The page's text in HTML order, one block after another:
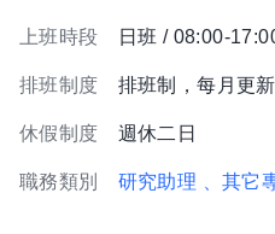
上班時段 日班 / 08:00-
排班制度 排班制，每月更
休假制度 週休二日
職務類別 研究助理 、其它